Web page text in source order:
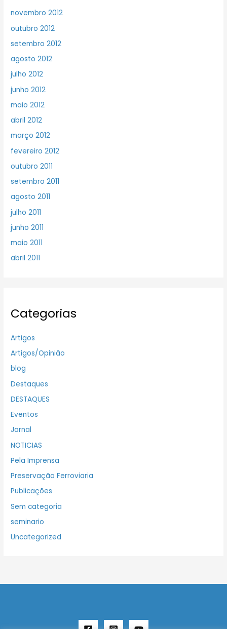
novembro 2012
outubro 2012
setembro 2012
agosto 2012
julho 2012
junho 2012
maio 2012
abril 2012
março 2012
fevereiro 2012
outubro 2011
setembro 2011
agosto 2011
julho 2011
junho 2011
maio 2011
abril 2011
Categorias
Artigos
Artigos/Opinião
blog
Destaques
DESTAQUES
Eventos
Jornal
NOTICIAS
Pela Imprensa
Preservação Ferroviaria
Publicações
Sem categoria
seminario
Uncategorized